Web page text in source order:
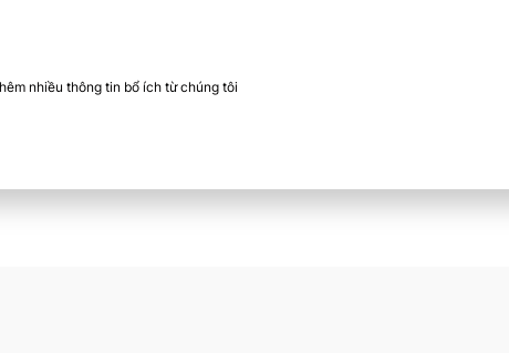
nhiều thông tin bổ ích từ chúng tôi​